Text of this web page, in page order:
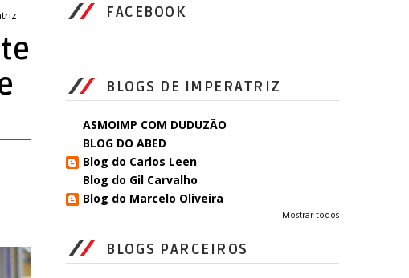
FACEBOOK
BLOGS DE IMPERATRIZ
ASMOIMP COM DUDUZÃO
BLOG DO ABED
Blog do Carlos Leen
Blog do Gil Carvalho
Blog do Marcelo Oliveira
Mostrar todos
BLOGS PARCEIROS